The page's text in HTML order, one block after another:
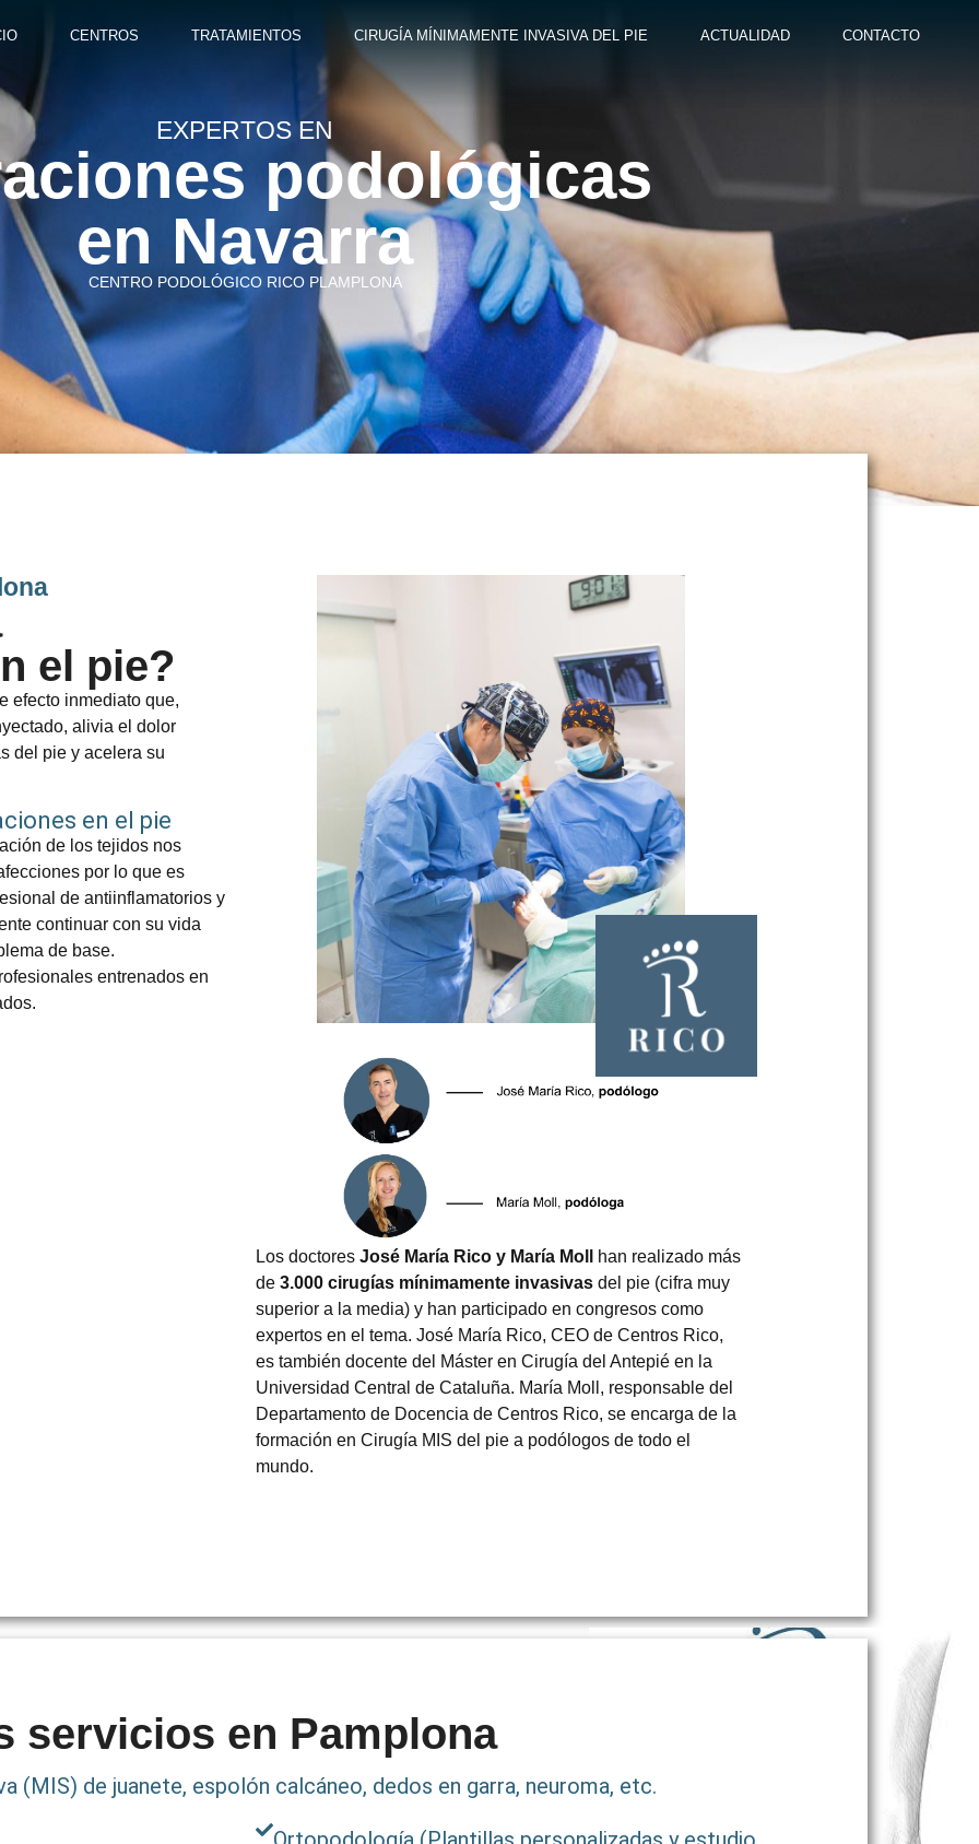
CENTROS TRATAMIENTOS CIRUGÍA MÍNIMAMENTE INVASIVA DEL PIE ACTUALIDAD CONTACTO
EXPERTOS EN
podológicas
en Navarra
CENTRO PODOLÓGICO RICO PLAMPLONA
el pie?
efecto inmediato que,
alivia el dolor
del pie y acelera su
en el pie
de los tejidos nos
por lo que es
de antiinflamatorios y
continuar con su vida
de base.
entrenados en
Los doctores José María Rico y María Moll
han realizado más
de 3.000 cirugías mínimamente invasivas del pie (cifra muy
superior a la media) y han participado en congresos como
expertos en el tema. José María Rico, CEO de Centros Rico,
es también docente del Máster en Cirugía del Antepié en la
Universidad Central de Cataluña. María Moll, responsable del
Departamento de Docencia de Centros Rico, se encarga de la
formación en Cirugía MIS del pie a podólogos de todo el
mundo.
servicios en Pamplona
(MIS) de juanete, espolón calcáneo, dedos en garra, neuroma, etc.